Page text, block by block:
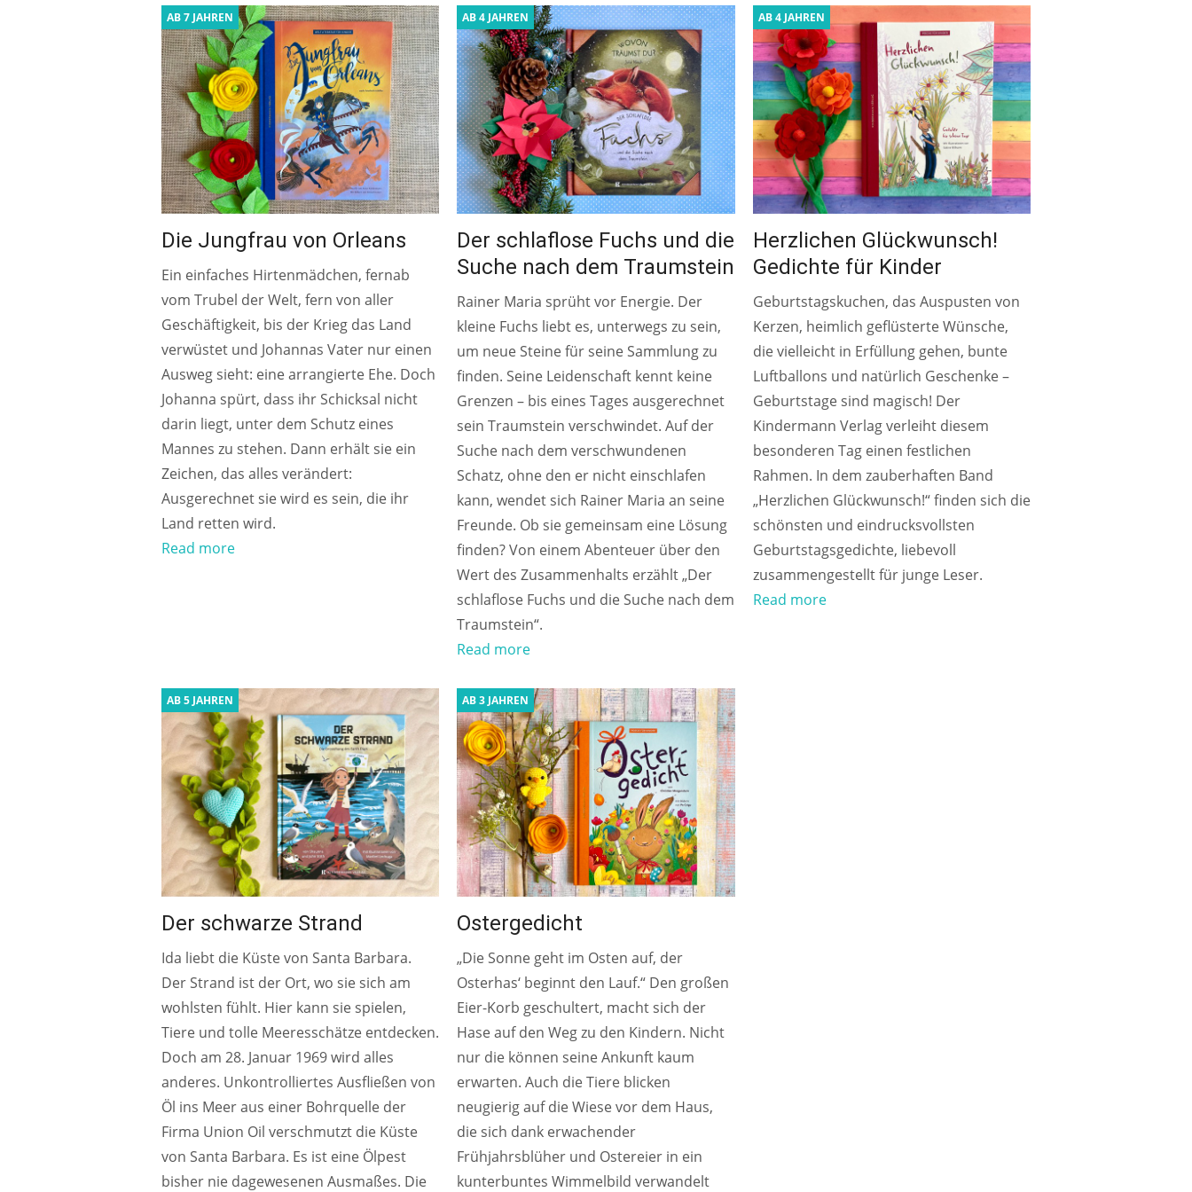
AB 7 JAHREN
Die Jungfrau von Orleans
Ein einfaches Hirtenmädchen, fernab
vom Trubel der Welt, fern von aller
Geschäftigkeit, bis der Krieg das Land
verwüstet und Johannas Vater nur einen
Ausweg sieht: eine arrangierte Ehe. Doch
Johanna spürt, dass ihr Schicksal nicht
darin liegt, unter dem Schutz eines
Mannes zu stehen. Dann erhält sie ein
Zeichen, das alles verändert:
Ausgerechnet sie wird es sein, die ihr
Land retten wird.
Read more
AB 4 JAHREN
Der schlaflose Fuchs und die
Suche nach dem Traumstein
Rainer Maria sprüht vor Energie. Der
kleine Fuchs liebt es, unterwegs zu sein,
um neue Steine für seine Sammlung zu
finden. Seine Leidenschaft kennt keine
Grenzen – bis eines Tages ausgerechnet
sein Traumstein verschwindet. Auf der
Suche nach dem verschwundenen
Schatz, ohne den er nicht einschlafen
kann, wendet sich Rainer Maria an seine
Freunde. Ob sie gemeinsam eine Lösung
finden? Von einem Abenteuer über den
Wert des Zusammenhalts erzählt „Der
schlaflose Fuchs und die Suche nach dem
Traumstein“.
Read more
AB 4 JAHREN
Herzlichen Glückwunsch!
Gedichte für Kinder
Geburtstagskuchen, das Auspusten von
Kerzen, heimlich geflüsterte Wünsche,
die vielleicht in Erfüllung gehen, bunte
Luftballons und natürlich Geschenke –
Geburtstage sind magisch! Der
Kindermann Verlag verleiht diesem
besonderen Tag einen festlichen
Rahmen. In dem zauberhaften Band
„Herzlichen Glückwunsch!“ finden sich die
schönsten und eindrucksvollsten
Geburtstagsgedichte, liebevoll
zusammengestellt für junge Leser.
Read more
AB 5 JAHREN
Der schwarze Strand
Ida liebt die Küste von Santa Barbara.
Der Strand ist der Ort, wo sie sich am
wohlsten fühlt. Hier kann sie spielen,
Tiere und tolle Meeresschätze entdecken.
Doch am 28. Januar 1969 wird alles
anderes. Unkontrolliertes Ausfließen von
Öl ins Meer aus einer Bohrquelle der
Firma Union Oil verschmutzt die Küste
von Santa Barbara. Es ist eine Ölpest
bisher nie dagewesenen Ausmaßes. Die
AB 3 JAHREN
Ostergedicht
„Die Sonne geht im Osten auf, der
Osterhas‘ beginnt den Lauf.“ Den großen
Eier-Korb geschultert, macht sich der
Hase auf den Weg zu den Kindern. Nicht
nur die können seine Ankunft kaum
erwarten. Auch die Tiere blicken
neugierig auf die Wiese vor dem Haus,
die sich dank erwachender
Frühjahrsblüher und Ostereier in ein
kunterbuntes Wimmelbild verwandelt